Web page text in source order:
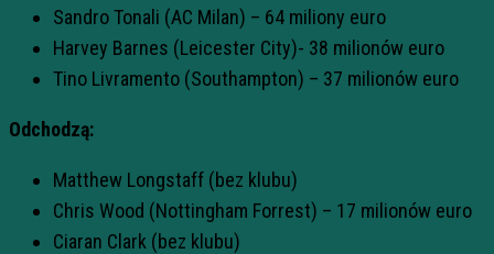
Sandro Tonali (AC Milan) – 64 miliony euro
Harvey Barnes (Leicester City)- 38 milionów euro
Tino Livramento (Southampton) – 37 milionów euro
Odchodzą:
Matthew Longstaff (bez klubu)
Chris Wood (Nottingham Forrest) – 17 milionów euro
Ciaran Clark (bez klubu)